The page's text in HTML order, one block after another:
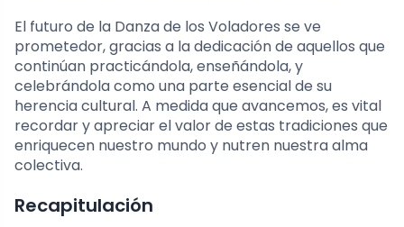
El futuro de la Danza de los Voladores se ve
prometedor, gracias a la dedicación de aquellos que
continúan practicándola, enseñándola, y
celebrándola como una parte esencial de su
herencia cultural. A medida que avancemos, es vital
recordar y apreciar el valor de estas tradiciones que
enriquecen nuestro mundo y nutren nuestra alma
colectiva.
Recapitulación